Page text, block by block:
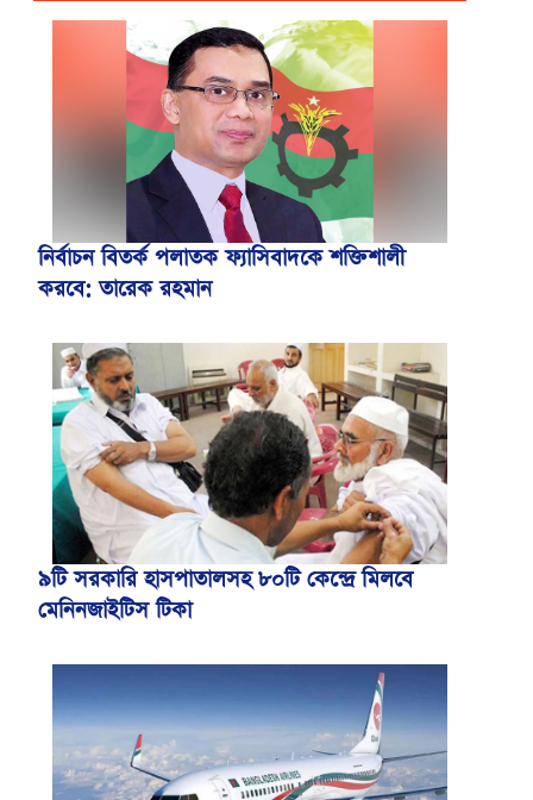
নির্বাচন বিতর্ক পলাতক ফ্যাসিবাদকে শক্তিশালী
করবে: তারেক রহমান
৯টি সরকারি হাসপাতালসহ ৮০টি কেন্দ্রে মিলবে
মেনিনজাইটিস টিকা